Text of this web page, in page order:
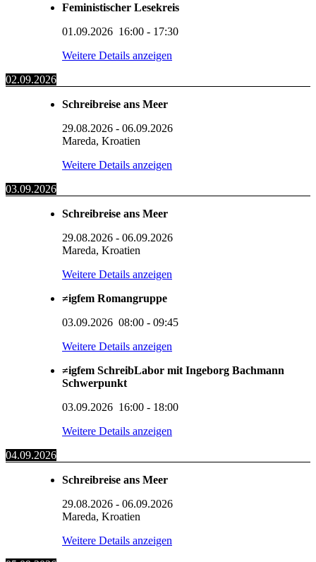
Feministischer Lesekreis
01.09.2026 16:00 - 17:30
Weitere Details anzeigen
02.09.2026
Schreibreise ans Meer
29.08.2026 - 06.09.2026
Mareda, Kroatien
Weitere Details anzeigen
03.09.2026
Schreibreise ans Meer
29.08.2026 - 06.09.2026
Mareda, Kroatien
Weitere Details anzeigen
≠igfem Romangruppe
03.09.2026 08:00 - 09:45
Weitere Details anzeigen
≠igfem SchreibLabor mit Ingeborg Bachmann
Schwerpunkt
03.09.2026 16:00 - 18:00
Weitere Details anzeigen
04.09.2026
Schreibreise ans Meer
29.08.2026 - 06.09.2026
Mareda, Kroatien
Weitere Details anzeigen